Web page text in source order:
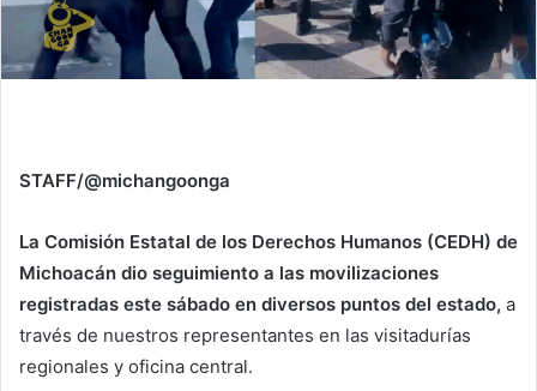
STAFF/@michangoonga
La Comisión Estatal de los Derechos Humanos (CEDH) de
Michoacán dio seguimiento a las movilizaciones
registradas este sábado en diversos puntos del estado, a
través de nuestros representantes en las visitadurías
regionales y oficina central.